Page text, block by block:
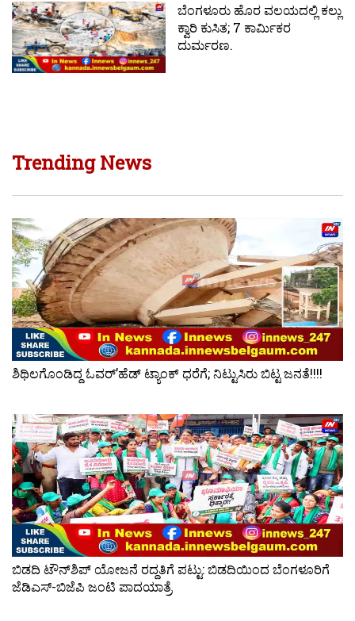
ಬೆಂಗಳೂರು ಹೊರ ವಲಯದಲ್ಲಿ ಕಲ್ಲು
ಕ್ವಾರಿ ಕುಸಿತ; 7 ಕಾರ್ಮಿಕರ
ದುರ್ಮರಣ.
Trending News
ಶಿಥಿಲಗೊಂಡಿದ್ದ ಓವರ್’ಹೆಡ್ ಟ್ಯಾಂಕ್ ಧರೆಗೆ; ನಿಟ್ಟುಸಿರು ಬಿಟ್ಟ ಜನತೆ!!!!
ಬಿಡದಿ ಟೌನ್‌ಶಿಪ್‌ ಯೋಜನೆ ರದ್ದತಿಗೆ ಪಟ್ಟು: ಬಿಡದಿಯಿಂದ ಬೆಂಗಳೂರಿಗೆ
ಜೆಡಿಎಸ್‌-ಬಿಜೆಪಿ ಜಂಟಿ ಪಾದಯಾತ್ರೆ